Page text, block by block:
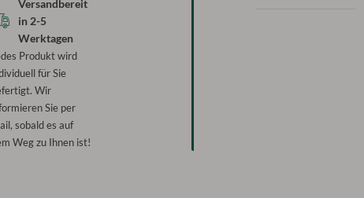
Versandbereit
in 2-5
Werktagen
Produkt wird
für Sie
Wir
Sie per
sobald es auf
Weg zu Ihnen ist!